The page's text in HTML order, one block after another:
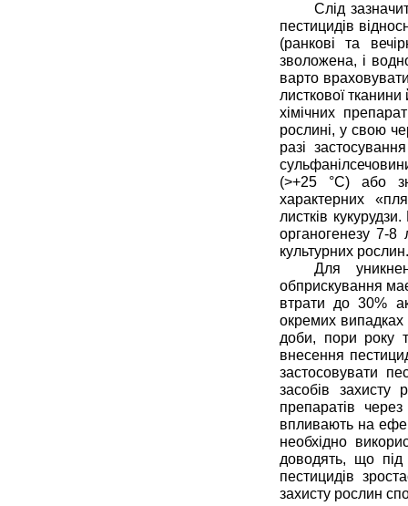
Слід
пестицидів
(ранкові та
зволожена, і
варто
листкової
хімічних
рослині, у свою
разі
(>+25 °C) або
характерних
листків
органогенезу 7-8
культурних рослин.
Для
обприскування
втрати до 30%
окремих випадках
доби, пори року
внесення
застосовувати
засобів захисту
препаратів
впливають на
необхідно
доводять, що
пестицидів
захисту рослин